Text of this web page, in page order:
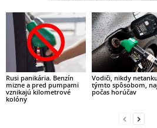
Rusi panikária. Benzín
mizne a pred pumpami
vznikajú kilometrové
kolóny
Vodiči, nikdy
týmto spôsobom,
počas horúčav